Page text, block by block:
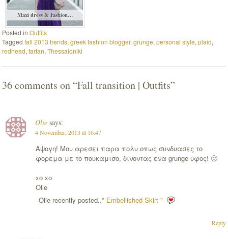
Maxi dress & Fashion…
Posted inOutfits
Taggedfall 2013 trends,greek fashion blogger,grunge,personal style,plaid,
redhead,tartan,Thessaloniki
36 comments on “Fall transition | Outfits”
Olie says:
4 November, 2013 at 16:47
Αψογη! Μου αρεσει παρα πολυ οπως συνδυασες το
φορεμα με το πουκαμισο, δινοντας ενα grunge υφος! 🙂
xo xo
Olie
Olie recently posted.." Embellished Skirt "
Reply